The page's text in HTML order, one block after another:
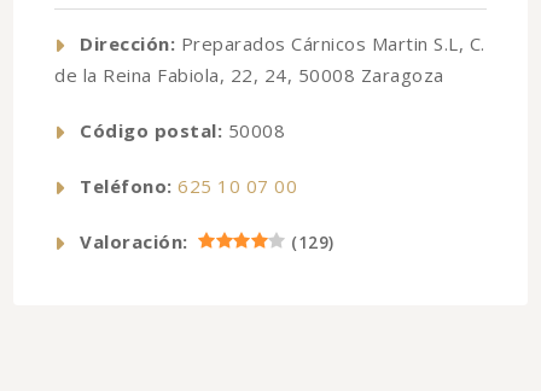
Dirección: Preparados Cárnicos Martin S.L, C.
de la Reina Fabiola, 22, 24, 50008 Zaragoza
Código postal: 50008
Teléfono: 625 10 07 00
Valoración: (129)